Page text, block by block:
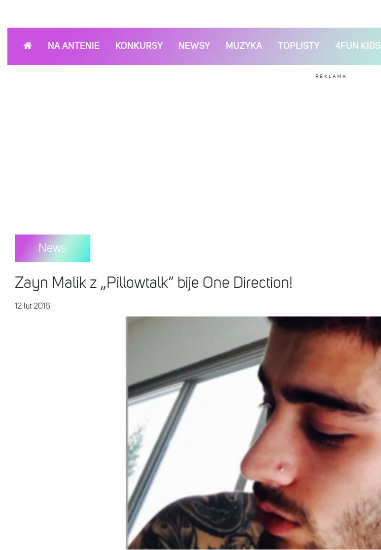
NA ANTENIE KONKURSY NEWSY MUZYKA TOPLISTY 4FUN KIDS
REKLAMA
News
Zayn Malik z „Pillowtalk” bije One Direction!
12 lut 2016